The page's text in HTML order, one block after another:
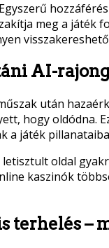
Egyszerű
meg a játék
AI-
után
hogy oldódna.
a játék
oldal
kaszinók
terhelés –